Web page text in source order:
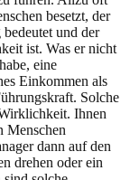
besetzt, der
und der
ist. Was er nicht
eine
Einkommen als
Solche
Ihnen
Menschen
dann auf den
drehen oder ein